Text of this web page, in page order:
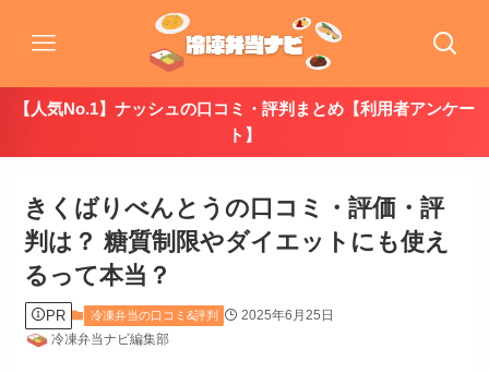
【人気No.1】ナッシュの口コミ・評判まとめ【利用者アンケー
ト】
きくばりべんとうの口コミ・評価・評
判は？ 糖質制限やダイエットにも使え
るって本当？
PR 冷凍弁当の口コミ&評判
2025年6月25日
冷凍弁当ナビ編集部